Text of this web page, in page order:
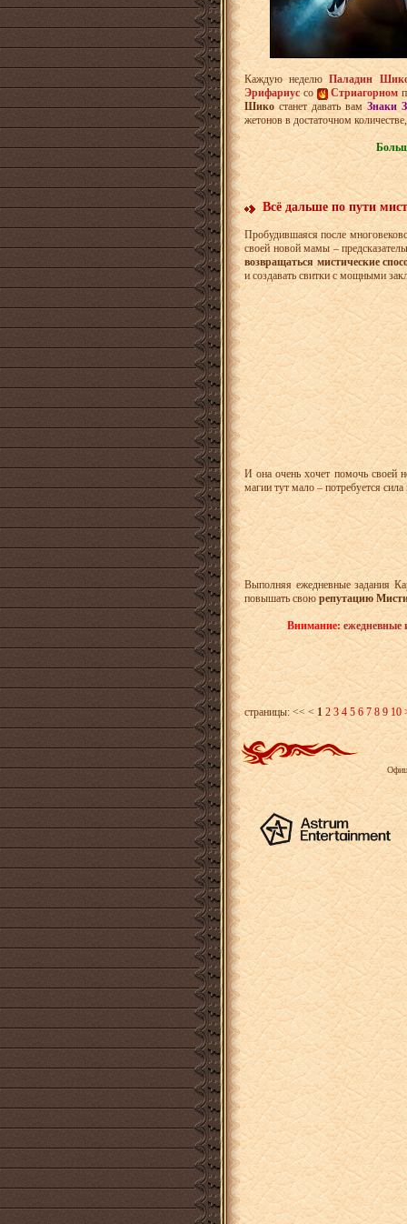
Каждую неделюПаладин
Эрифариуссо Стриагорном
Шикостанет давать вамЗнаки
жетонов в достаточном
Всё дальше по пути
Пробудившаяся после
своей новой мамы –
возвращаться мистические
и создавать свитки с мощными
И она очень хочет помочь своей
магии тут мало – потребуется
Выполняя ежедневные задания
повышать своюрепутацию
Внимание:ежедневные
страницы:<< <1 2 3 4 5 6 7 8 9 10